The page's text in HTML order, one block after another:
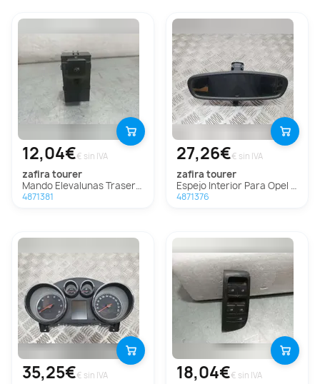
12,04€€ sin IVA
zafira tourer
Mando Elevalunas Trasero Izquierdo Para Opel Zafira Tourer
4871381
27,26€€ sin IVA
zafira tourer
Espejo Interior Para Opel Zafira Tourer
4871376
35,25€€ sin IVA 18,04€€ sin IVA